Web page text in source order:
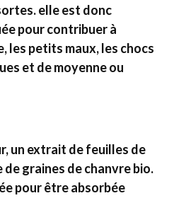
elle est donc
pour contribuer à
les petits maux, les chocs
et de moyenne ou
un extrait de feuilles de
de graines de chanvre bio.
pour être absorbée